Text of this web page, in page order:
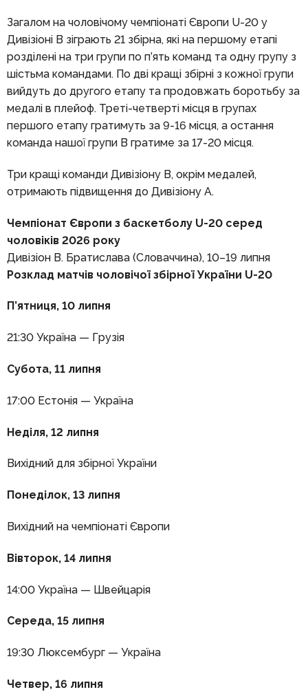
Загалом на чоловічому чемпіонаті Європи U-20 у
Дивізіоні В зіграють 21 збірна, які на першому етапі
розділені на три групи по п’ять команд та одну групу з
шістьма командами. По дві кращі збірні з кожної групи
вийдуть до другого етапу та продовжать боротьбу за
медалі в плейоф. Треті-четверті місця в групах
першого етапу гратимуть за 9-16 місця, а остання
команда нашої групи В гратиме за 17-20 місця.
Три кращі команди Дивізіону В, окрім медалей,
отримають підвищення до Дивізіону А.
Чемпіонат Європи з баскетболу U-20 серед
чоловіків 2026 року
Дивізіон B. Братислава (Словаччина), 10–19 липня
Розклад матчів чоловічої збірної України U-20
П’ятниця, 10 липня
21:30 Україна — Грузія
Субота, 11 липня
17:00 Естонія — Україна
Неділя, 12 липня
Вихідний для збірної України
Понеділок, 13 липня
Вихідний на чемпіонаті Європи
Вівторок, 14 липня
14:00 Україна — Швейцарія
Середа, 15 липня
19:30 Люксембург — Україна
Четвер, 16 липня